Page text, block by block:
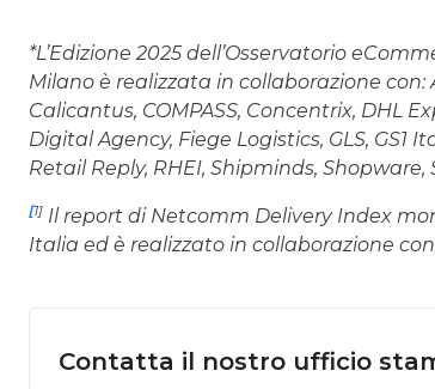
*L’Edizione 2025 dell’Osservatorio
Milano è realizzata in collaborazione con:
Calicantus, COMPASS, Concentrix, DHL
Digital Agency, Fiege Logistics, GLS, GS1
Retail Reply, RHEI, Shipminds, Shopware,
[1] Il report di Netcomm Delivery Index
Italia ed è realizzato in collaborazione
Contatta il nostro ufficio